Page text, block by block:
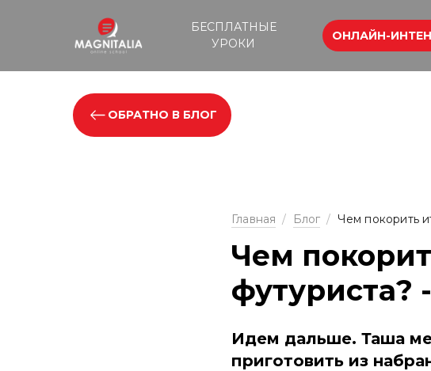
БЕСПЛАТНЫЕ
УРОКИ
ОНЛАЙН-
ОБРАТНО В БЛОГ
Главная / Блог / Чем покорить
Чем
футуриста?
Идем дальше. Таша
приготовить из